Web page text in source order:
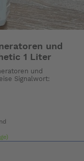
und
1 Liter
und
Signalwort: